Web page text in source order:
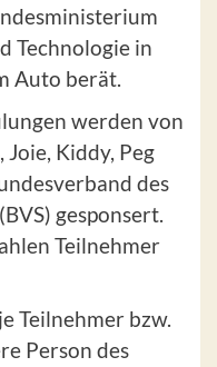
Technologie in
Auto berät.
werden von
Kiddy, Peg
des
gesponsert.
Teilnehmer
Teilnehmer bzw.
Person des